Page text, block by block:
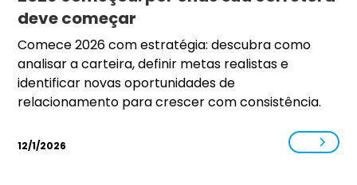
deve começar
Comece 2026 com estratégia: descubra como
analisar a carteira, definir metas realistas e
identificar novas oportunidades de
relacionamento para crescer com consistência.
12/1/2026